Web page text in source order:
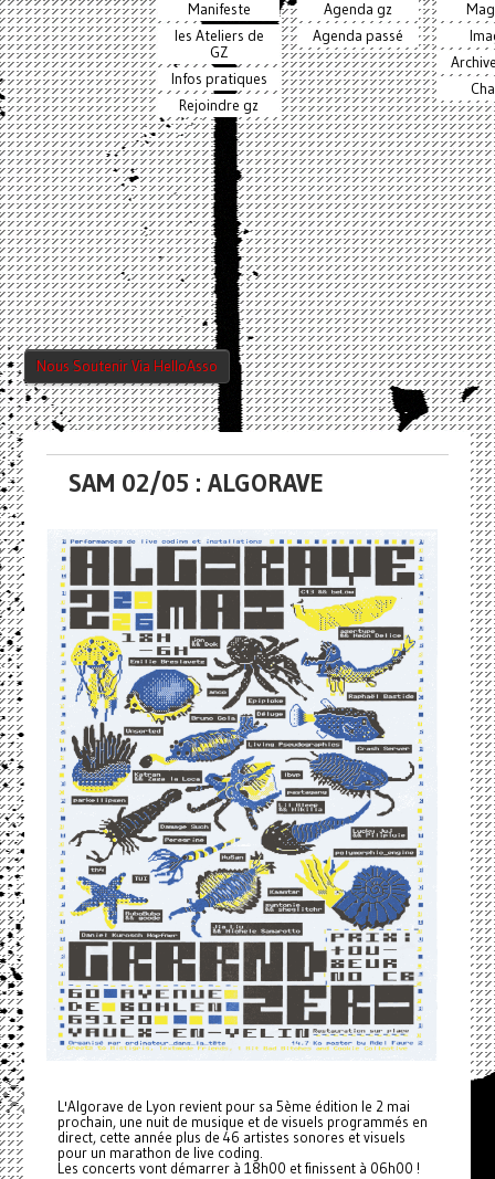
Manifeste
les Ateliers de
GZ
Infos pratiques
Rejoindre gz
Agenda gz
Agenda passé
Nous Soutenir Via HelloAsso
SAM 02/05 : ALGORAVE
L'Algorave de Lyon revient pour sa 5ème édition le 2 mai
prochain, une nuit de musique et de visuels programmés en
direct, cette année plus de 46 artistes sonores et visuels
pour un marathon de live coding.
Les concerts vont démarrer à 18h00 et finissent à 06h00 !